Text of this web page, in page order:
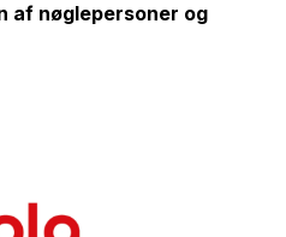
af nøglepersoner og